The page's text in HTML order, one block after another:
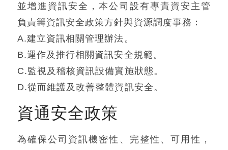
並增進資訊安全，本公司設有專責資安主管
負責籌資訊安全政策方針與資源調度事務：
A.建立資訊相關管理辦法。
B.運作及推行相關資訊安全規範。
C.監視及稽核資訊設備實施狀態。
D.從而維護及改善整體資訊安全。
資通安全政策
為確保公司資訊機密性、完整性、可用性，